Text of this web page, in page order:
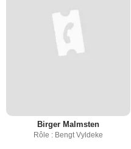
Birger Malmsten
Rôle : Bengt Vyldeke